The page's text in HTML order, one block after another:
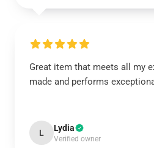
Great item that meets all my
made and performs
L Lydia
Verified owner